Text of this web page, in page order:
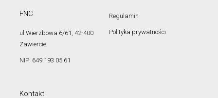
FNC
ul.Wierzbowa 6/61, 42-400
Zawiercie
NIP: 649 193 05 61
Regulamin
Polityka prywatności
Kontakt